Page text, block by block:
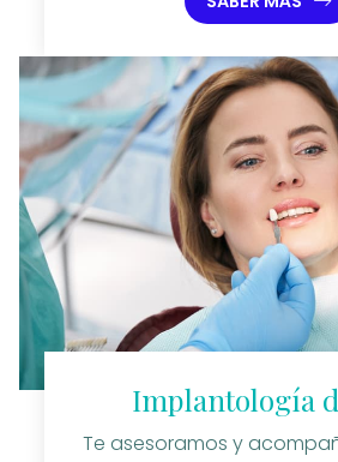
Implantología
Te asesoramos y